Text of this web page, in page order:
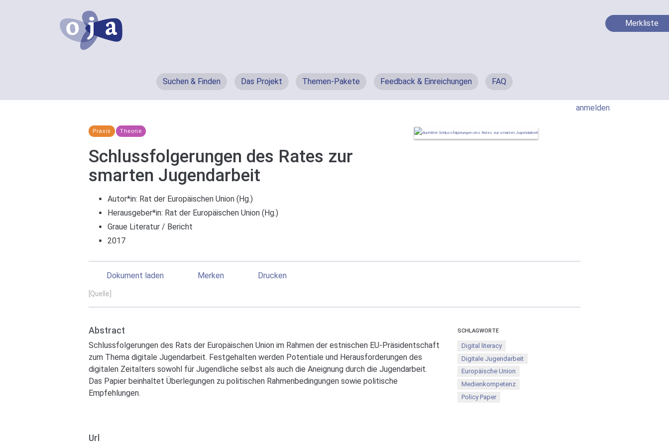
Suchen & Finden Das Projekt Themen-Pakete Feedback & Einreichungen FAQ
Merkliste
anmelden
Praxis Theorie
Schlussfolgerungen des Rates zur
smarten Jugendarbeit
Autor*in: Rat der Europäischen Union (Hg.)
Herausgeber*in: Rat der Europäischen Union (Hg.)
Graue Literatur / Bericht
2017
Dokument laden
[Quelle]
Merken Drucken
Abstract
Schlussfolgerungen des Rats der Europäischen Union im Rahmen der estnischen EU-Präsidentschaft
zum Thema digitale Jugendarbeit. Festgehalten werden Potentiale und Herausforderungen des
digitalen Zeitalters sowohl für Jugendliche selbst als auch die Aneignung durch die Jugendarbeit.
Das Papier beinhaltet Überlegungen zu politischen Rahmenbedingungen sowie politische
Empfehlungen.
SCHLAGWORTE
Digital literacy
Digitale Jugendarbeit
Europäische Union
Medienkompetenz
Policy Paper
Url